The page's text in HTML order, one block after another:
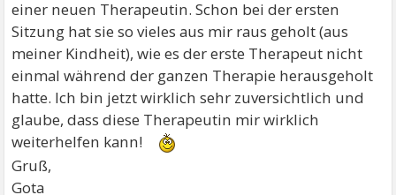
einer neuen Therapeutin. Schon bei der ersten
Sitzung hat sie so vieles aus mir raus geholt (aus
meiner Kindheit), wie es der erste Therapeut nicht
einmal während der ganzen Therapie herausgeholt
hatte. Ich bin jetzt wirklich sehr zuversichtlich und
glaube, dass diese Therapeutin mir wirklich
weiterhelfen kann!
Gruß,
Gota